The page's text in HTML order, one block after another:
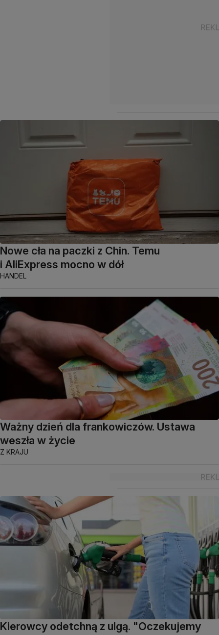
Nowe cła na paczki z Chin. Temu
i AliExpress mocno w dół
HANDEL
Ważny dzień dla frankowiczów. Ustawa
weszła w życie
Z KRAJU
Kierowcy odetchną z ulgą. "Oczekujemy